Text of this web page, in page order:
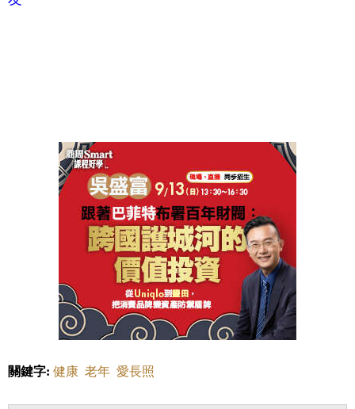
關鍵字: 健康 老年 愛長照